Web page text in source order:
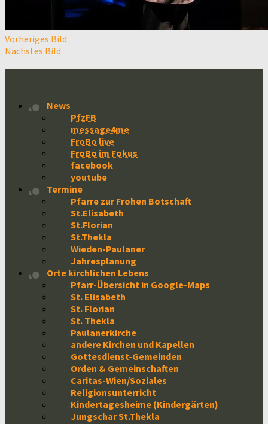
Vorheriges Bild
Nächstes Bild
News
PfzFB
message4me
FroBo live
FroBo im Fokus
facebook
youtube
Termine
Pfarre zur Frohen Botschaft
St.Elisabeth
St.Florian
St.Thekla
Wieden-Paulaner
Jahresplanung
Orte kirchlichen Lebens
Pfarr-Übersicht in Google-Maps
St. Elisabeth
St. Florian
St. Thekla
Paulanerkirche
andere Kirchen und Kapellen
Gottesdienst-Gemeinden
Orden & Gemeinschaften
Caritas-Wien/Soziales
Religionsunterricht
Kindertagesheime (Kindergärten)
Jungschar St.Thekla